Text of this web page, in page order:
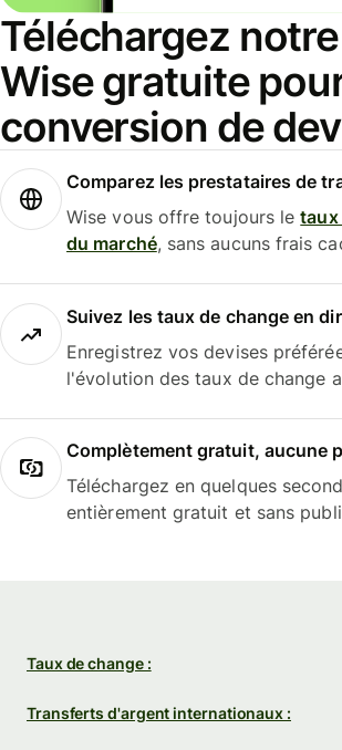
Téléchargez
Wise gratuite
conversion de
Comparez les prestataires de
Wise vous offre toujours letaux
du marché, sans aucuns frais
Suivez les taux de change en
Enregistrez vos devises
l'évolution des taux de change
Complètement gratuit, aucune
Téléchargez en quelques
entièrement gratuit et sans
Taux de change :
Transferts d'argent internationaux :